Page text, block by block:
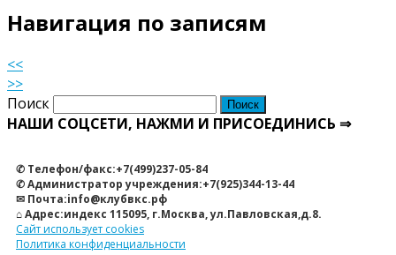
Навигация по записям
<<
>>
Поиск
НАШИ СОЦСЕТИ, НАЖМИ И ПРИСОЕДИНИСЬ ⇒
✆ Телефон/факс:+7(499)237-05-84
✆ Администратор учреждения:+7(925)344-13-44
✉ Почта:info@клубвкс.рф
⌂ Адрес:индекс 115095, г.Москва, ул.Павловская,д.8.
Сайт использует cookies
Политика конфиденциальности